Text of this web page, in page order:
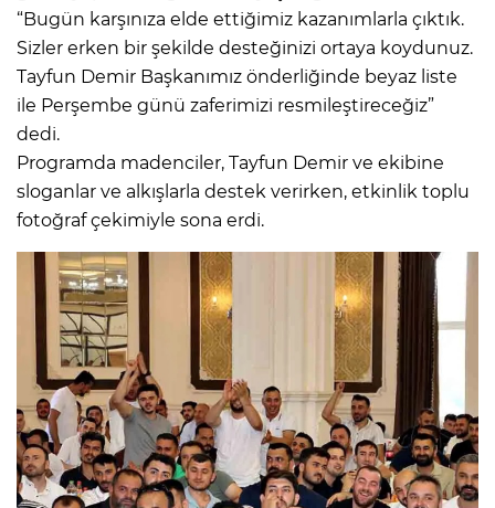
“Bugün karşınıza elde ettiğimiz kazanımlarla çıktık.
Sizler erken bir şekilde desteğinizi ortaya koydunuz.
Tayfun Demir Başkanımız önderliğinde beyaz liste
ile Perşembe günü zaferimizi resmileştireceğiz”
dedi.
Programda madenciler, Tayfun Demir ve ekibine
sloganlar ve alkışlarla destek verirken, etkinlik toplu
fotoğraf çekimiyle sona erdi.